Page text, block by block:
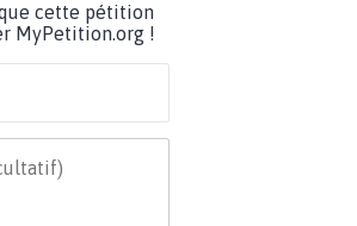
cette pétition
MyPetition.org !